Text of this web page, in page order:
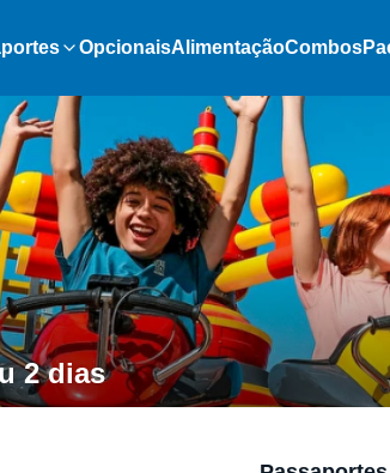
OpcionaisAlimentaçãoCombos
2 dias